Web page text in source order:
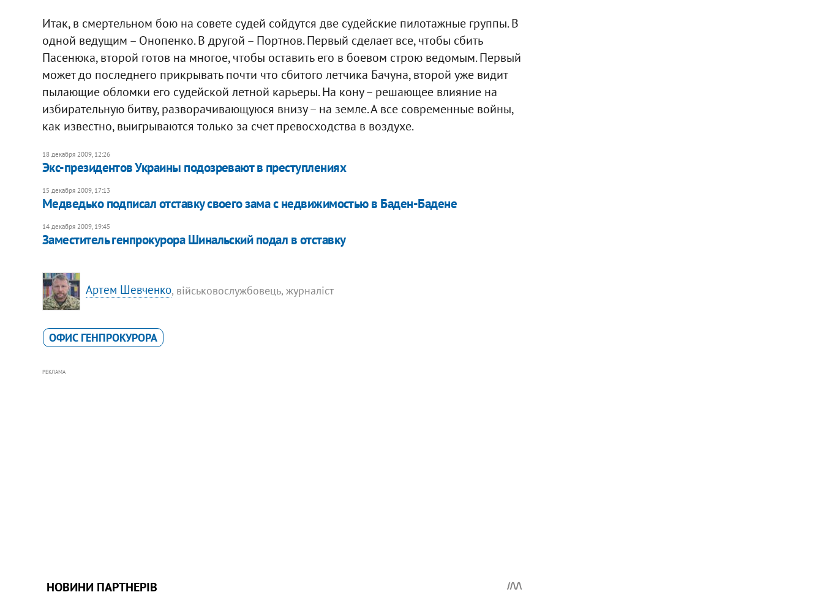
Итак, в смертельном бою на совете судей сойдутся две судейские пилотажные группы. В
одной ведущим – Онопенко. В другой – Портнов. Первый сделает все, чтобы сбить
Пасенюка, второй готов на многое, чтобы оставить его в боевом строю ведомым. Первый
может до последнего прикрывать почти что сбитого летчика Бачуна, второй уже видит
пылающие обломки его судейской летной карьеры. На кону – решающее влияние на
избирательную битву, разворачивающуюся внизу – на земле. А все современные войны,
как известно, выигрываются только за счет превосходства в воздухе.
18 декабря 2009, 12:26
Экс-президентов Украины подозревают в преступлениях
15 декабря 2009, 17:13
Медведько подписал отставку своего зама с недвижимостью в Баден-Бадене
14 декабря 2009, 19:45
Заместитель генпрокурора Шинальский подал в отставку
Артем Шевченко, військовослужбовець, журналіст
ОФИС ГЕНПРОКУРОРА
РЕКЛАМА